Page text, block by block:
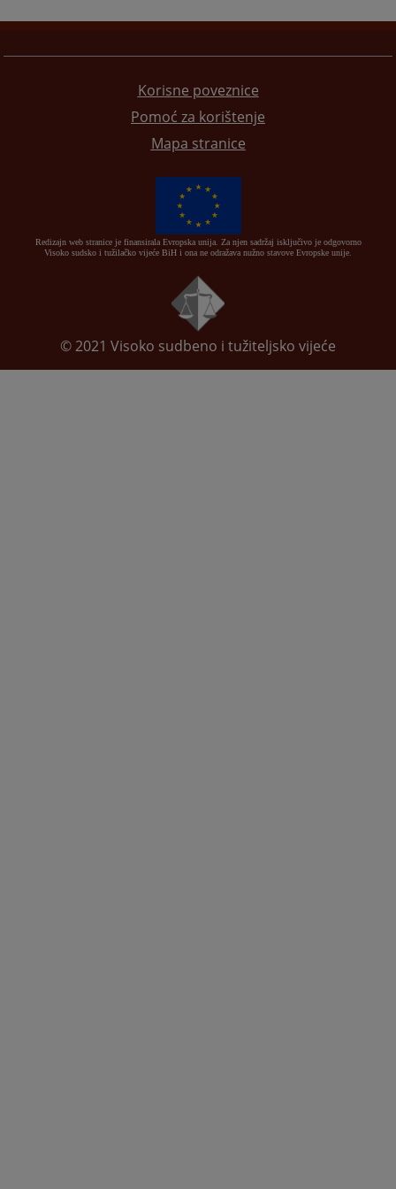
Korisne poveznice
Pomoć za korištenje
Mapa stranice
Redizajn web stranice je finansirala Evropska unija. Za njen sadržaj isključivo je odgovorno
Visoko sudsko i tužilačko vijeće BiH i ona ne odražava nužno stavove Evropske unije.
© 2021 Visoko sudbeno i tužiteljsko vijeće